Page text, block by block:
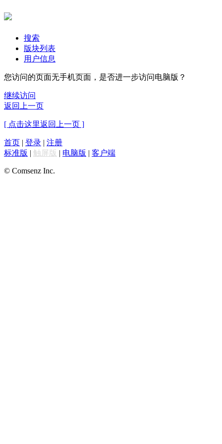
搜索
版块列表
用户信息
您访问的页面无手机页面，是否进一步访问电脑版？
继续访问
返回上一页
[ 点击这里返回上一页 ]
首页 | 登录 | 注册
标准版 | 触屏版 | 电脑版 | 客户端
© Comsenz Inc.